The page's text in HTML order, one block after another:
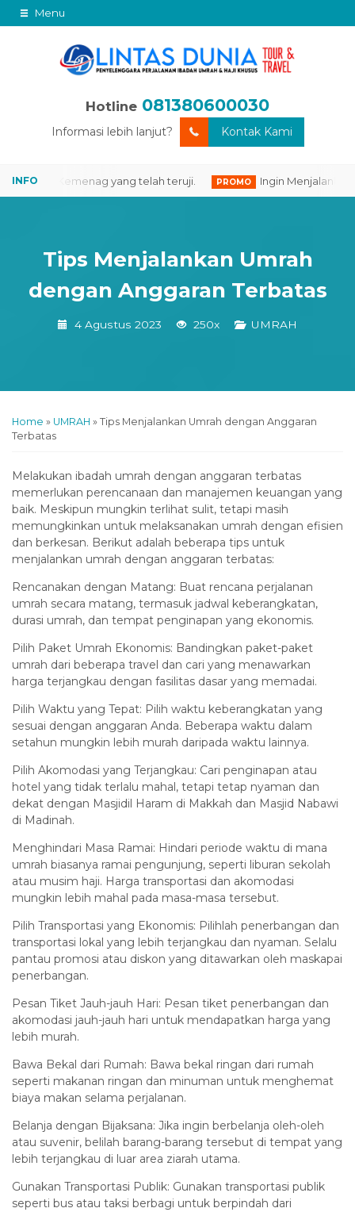
Menu
Hotline 081380600030
Informasi lebih lanjut? Kontak Kami
Kemenag yang telah teruji. PROMO Ingin Menjalankan
Tips Menjalankan Umrah
dengan Anggaran Terbatas
4 Agustus 2023 250x UMRAH
Home » UMRAH » Tips Menjalankan Umrah dengan Anggaran
Terbatas
Melakukan ibadah umrah dengan anggaran terbatas
memerlukan perencanaan dan manajemen keuangan yang
baik. Meskipun mungkin terlihat sulit, tetapi masih
memungkinkan untuk melaksanakan umrah dengan efisien
dan berkesan. Berikut adalah beberapa tips untuk
menjalankan umrah dengan anggaran terbatas:
Rencanakan dengan Matang: Buat rencana perjalanan
umrah secara matang, termasuk jadwal keberangkatan,
durasi umrah, dan tempat penginapan yang ekonomis.
Pilih Paket Umrah Ekonomis: Bandingkan paket-paket
umrah dari beberapa travel dan cari yang menawarkan
harga terjangkau dengan fasilitas dasar yang memadai.
Pilih Waktu yang Tepat: Pilih waktu keberangkatan yang
sesuai dengan anggaran Anda. Beberapa waktu dalam
setahun mungkin lebih murah daripada waktu lainnya.
Pilih Akomodasi yang Terjangkau: Cari penginapan atau
hotel yang tidak terlalu mahal, tetapi tetap nyaman dan
dekat dengan Masjidil Haram di Makkah dan Masjid Nabawi
di Madinah.
Menghindari Masa Ramai: Hindari periode waktu di mana
umrah biasanya ramai pengunjung, seperti liburan sekolah
atau musim haji. Harga transportasi dan akomodasi
mungkin lebih mahal pada masa-masa tersebut.
Pilih Transportasi yang Ekonomis: Pilihlah penerbangan dan
transportasi lokal yang lebih terjangkau dan nyaman. Selalu
pantau promosi atau diskon yang ditawarkan oleh maskapai
penerbangan.
Pesan Tiket Jauh-jauh Hari: Pesan tiket penerbangan dan
akomodasi jauh-jauh hari untuk mendapatkan harga yang
lebih murah.
Bawa Bekal dari Rumah: Bawa bekal ringan dari rumah
seperti makanan ringan dan minuman untuk menghemat
biaya makan selama perjalanan.
Belanja dengan Bijaksana: Jika ingin berbelanja oleh-oleh
atau suvenir, belilah barang-barang tersebut di tempat yang
lebih terjangkau di luar area ziarah utama.
Gunakan Transportasi Publik: Gunakan transportasi publik
seperti bus atau taksi berbagi untuk berpindah dari